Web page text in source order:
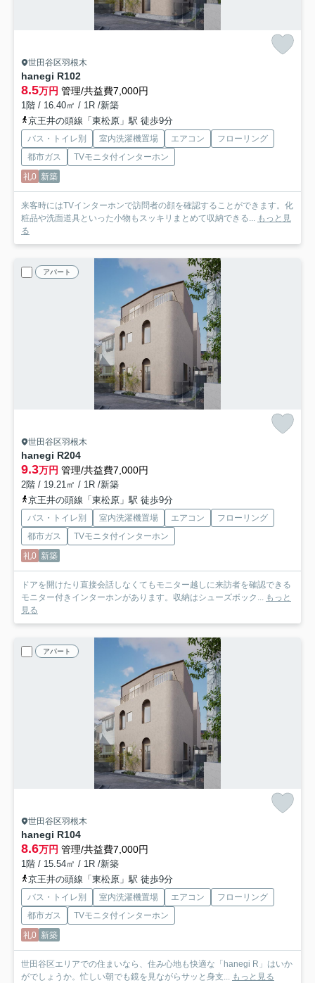
世田谷区羽根木
hanegi R102
8.5万円 管理/共益費7,000円
1階 / 16.40㎡ / 1R /新築
京王井の頭線「東松原」駅 徒歩9分
バス・トイレ別 室内洗濯機置場 エアコン
フローリング
都市ガス
TVモニタ付インターホン
礼0 新築
来客時にはTVインターホンで訪問者の顔を確認することができます。化
粧品や洗面道具といった小物もスッキリまとめて収納できる... もっと見
る
アパート
世田谷区羽根木
hanegi R204
9.3万円 管理/共益費7,000円
2階 / 19.21㎡ / 1R /新築
京王井の頭線「東松原」駅 徒歩9分
バス・トイレ別 室内洗濯機置場 エアコン
フローリング
都市ガス
TVモニタ付インターホン
礼0 新築
ドアを開けたり直接会話しなくてもモニター越しに来訪者を確認できる
モニター付きインターホンがあります。収納はシューズボック... もっと
見る
アパート
世田谷区羽根木
hanegi R104
8.6万円 管理/共益費7,000円
1階 / 15.54㎡ / 1R /新築
京王井の頭線「東松原」駅 徒歩9分
バス・トイレ別 室内洗濯機置場 エアコン
フローリング
都市ガス
TVモニタ付インターホン
礼0 新築
世田谷区エリアでの住まいなら、住み心地も快適な「hanegi R」はいか
がでしょうか。忙しい朝でも鏡を見ながらサッと身支... もっと見る